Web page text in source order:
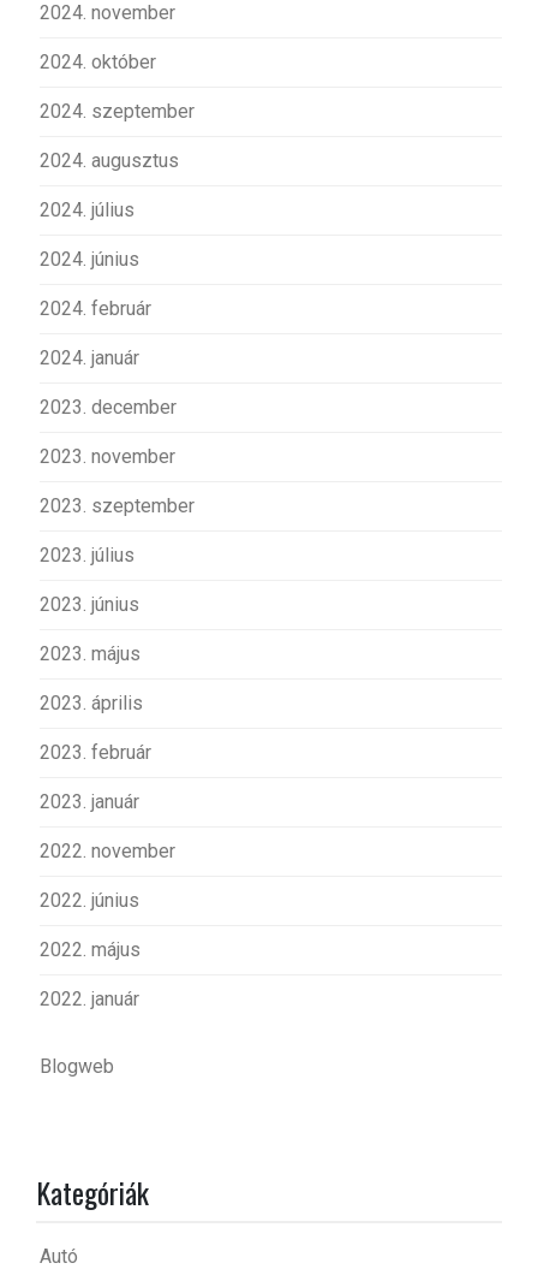
2024. november
2024. október
2024. szeptember
2024. augusztus
2024. július
2024. június
2024. február
2024. január
2023. december
2023. november
2023. szeptember
2023. július
2023. június
2023. május
2023. április
2023. február
2023. január
2022. november
2022. június
2022. május
2022. január
Blogweb
Kategóriák
Autó